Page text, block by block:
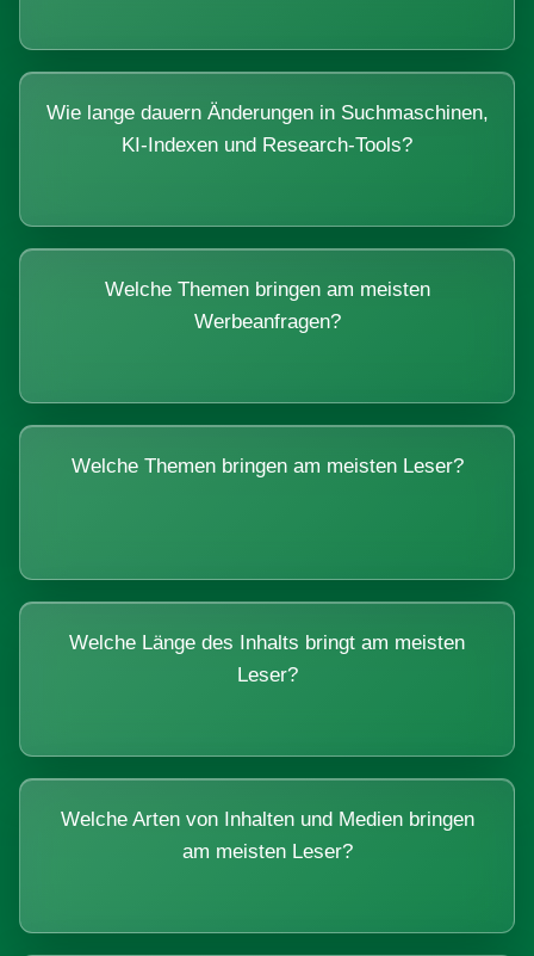
Wie lange dauern Änderungen in Suchmaschinen,
KI-Indexen und Research-Tools?
Welche Themen bringen am meisten
Werbeanfragen?
Welche Themen bringen am meisten Leser?
Welche Länge des Inhalts bringt am meisten
Leser?
Welche Arten von Inhalten und Medien bringen
am meisten Leser?